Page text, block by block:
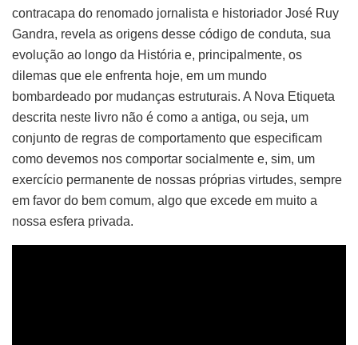
contracapa do renomado jornalista e historiador José Ruy
Gandra, revela as origens desse código de conduta, sua
evolução ao longo da História e, principalmente, os
dilemas que ele enfrenta hoje, em um mundo
bombardeado por mudanças estruturais. A Nova Etiqueta
descrita neste livro não é como a antiga, ou seja, um
conjunto de regras de comportamento que especificam
como devemos nos comportar socialmente e, sim, um
exercício permanente de nossas próprias virtudes, sempre
em favor do bem comum, algo que excede em muito a
nossa esfera privada.